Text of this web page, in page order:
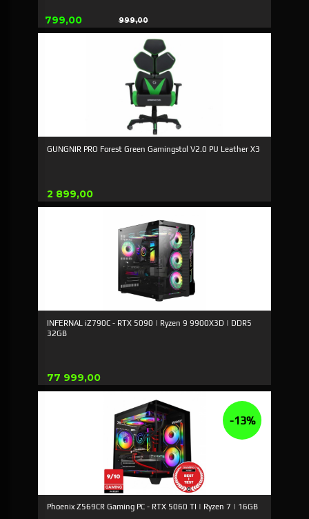
Tilbud
799,00 999,00
Rabatt
GUNGNIR PRO Forest Green Gamingstol V2.0 PU Leather X3
Pris
2 899,00
INFERNAL iZ790C - RTX 5090 | Ryzen 9 9900X3D | DDR5
32GB
Pris
77 999,00
Phoenix Z569CR Gaming PC - RTX 5060 TI | Ryzen 7 | 16GB
-13%